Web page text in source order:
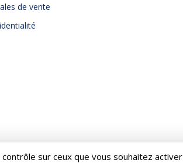
de vente
sur ceux que vous souhaitez activer